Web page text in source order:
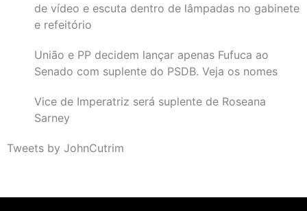
de vídeo e escuta dentro de lâmpadas no gabinete
e refeitório
União e PP decidem lançar apenas Fufuca ao
Senado com suplente do PSDB. Veja os nomes
Vice de Imperatriz será suplente de Roseana
Sarney
Tweets by JohnCutrim